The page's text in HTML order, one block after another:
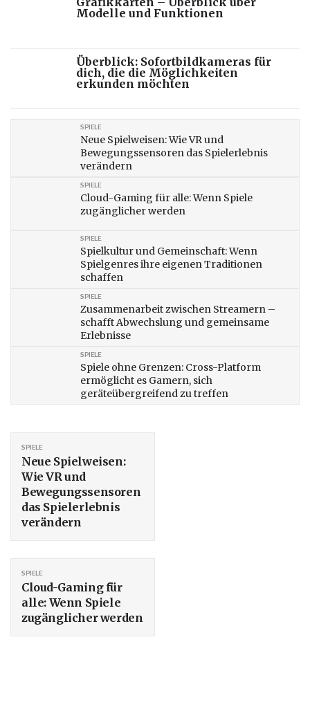
Modelle und Funktionen
Überblick: Sofortbildkameras für
dich, die die Möglichkeiten
erkunden möchten
Neue Spielweisen: Wie VR und
Bewegungssensoren das Spielerlebnis
verändern
SPIELE
Cloud-Gaming für alle: Wenn Spiele
zugänglicher werden
SPIELE
Spielkultur und Gemeinschaft: Wenn
Spielgenres ihre eigenen Traditionen
schaffen
SPIELE
Zusammenarbeit zwischen Streamern –
schafft Abwechslung und gemeinsame
Erlebnisse
SPIELE
Spiele ohne Grenzen: Cross-Platform
ermöglicht es Gamern, sich
geräteübergreifend zu treffen
SPIELE
Neue Spielweisen:
Wie VR und
Bewegungssensoren
das Spielerlebnis
verändern
SPIELE
Cloud-Gaming für
alle: Wenn Spiele
zugänglicher werden
SPIELE